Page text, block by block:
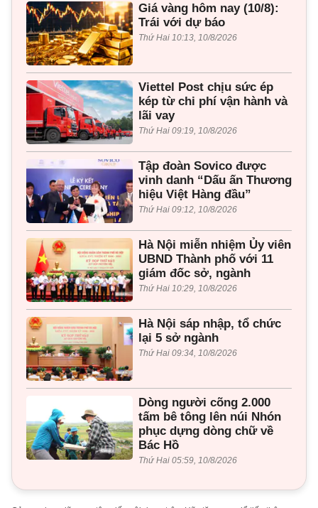
Giá vàng hôm nay (10/8):
Trái với dự báo
Thứ Hai 10:13, 10/8/2026
Viettel Post chịu sức ép
kép từ chi phí vận hành và
lãi vay
Thứ Hai 09:19, 10/8/2026
Tập đoàn Sovico được
vinh danh “Dấu ấn Thương
hiệu Việt Hàng đầu”
Thứ Hai 09:12, 10/8/2026
Hà Nội miễn nhiệm Ủy viên
UBND Thành phố với 11
giám đốc sở, ngành
Thứ Hai 10:29, 10/8/2026
Hà Nội sáp nhập, tổ chức
lại 5 sở ngành
Thứ Hai 09:34, 10/8/2026
Dòng người cõng 2.000
tấm bê tông lên núi Nhón
phục dựng dòng chữ về
Bác Hồ
Thứ Hai 05:59, 10/8/2026